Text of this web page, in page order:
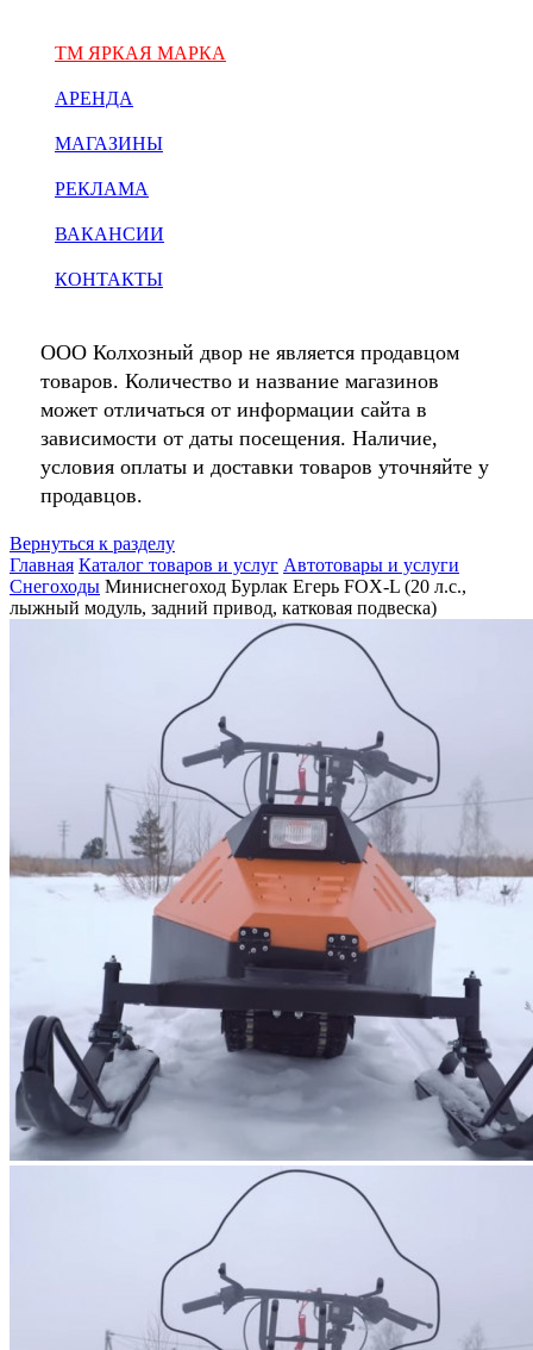
ТМ ЯРКАЯ МАРКА
АРЕНДА
МАГАЗИНЫ
РЕКЛАМА
ВАКАНСИИ
КОНТАКТЫ
ООО Колхозный двор не является продавцом
товаров. Количество и название магазинов
может отличаться от информации сайта в
зависимости от даты посещения. Наличие,
условия оплаты и доставки товаров уточняйте у
продавцов.
Вернуться к разделу
Главная Каталог товаров и услуг Автотовары и услуги
Снегоходы Миниснегоход Бурлак Егерь FOX-L (20 л.с.,
лыжный модуль, задний привод, катковая подвеска)